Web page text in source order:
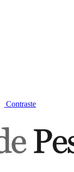
Contraste